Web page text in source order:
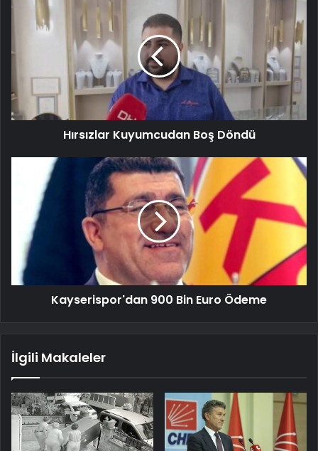
Hırsızlar Kuyumcudan Boş Döndü
Kayserispor'dan 900 Bin Euro Ödeme
İlgili Makaleler